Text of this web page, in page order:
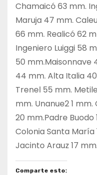
Chamaicó 63 mm.
Maruja 47 mm.
66 mm. Realicó 62
Ingeniero Luiggi 58
50 mm.Maisonnave
44 mm. Alta Italia
Trenel 55 mm.
mm. Unanue2 1
20 mm.Padre Buodo
Colonia Santa María
Jacinto Arauz 17 mm.
Comparte esto: